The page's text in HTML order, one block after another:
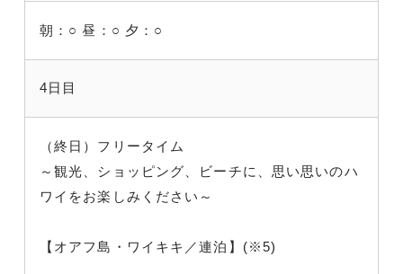
朝：○ 昼：○ 夕：○
4日目
（終日）フリータイム
～観光、ショッピング、ビーチに、思い思いのハ
ワイをお楽しみください～
【オアフ島・ワイキキ／連泊】(※5)